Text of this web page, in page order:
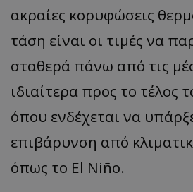
ακραίες κορυφώσεις
τάση είναι οι τιμές να
σταθερά πάνω από τις
ιδιαίτερα προς το τέλος
όπου ενδέχεται να
επιβάρυνση από
όπως το El Niño.